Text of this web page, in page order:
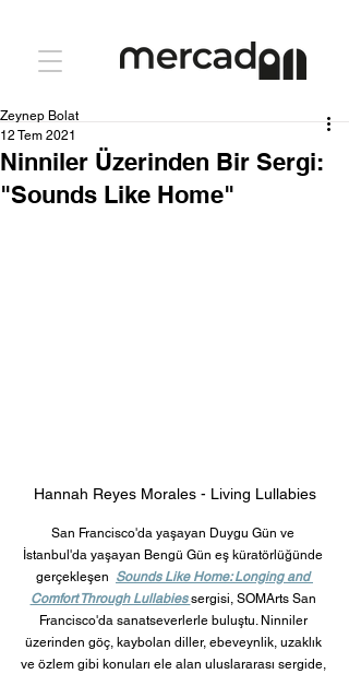
Ninniler Üzerinden Bir Sergi:
"Sounds Like Home"
Zeynep Bolat
12 Tem 2021
Hannah Reyes Morales - Living Lullabies
San Francisco'da yaşayan Duygu Gün ve
İstanbul'da yaşayan Bengü Gün eş küratörlüğünde
gerçekleşen Sounds Like Home: Longing and
Comfort Through Lullabies sergisi, SOMArts San
Francisco'da sanatseverlerle buluştu. Ninniler
üzerinden göç, kaybolan diller, ebeveynlik, uzaklık
ve özlem gibi konuları ele alan uluslararası sergide,